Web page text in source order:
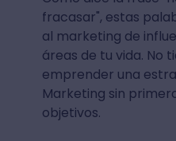
fracasar", estas
al marketing de
áreas de tu vida. No
emprender una
Marketing sin
objetivos.